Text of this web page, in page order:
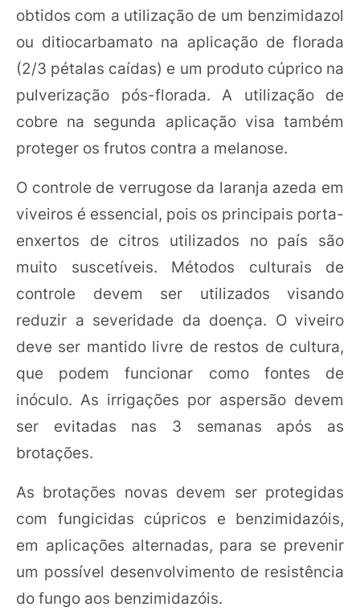
obtidos com a utilização de um benzimidazol
ou ditiocarbamato na aplicação de florada
(2/3 pétalas caídas) e um produto cúprico na
pulverização pós-florada. A utilização de
cobre na segunda aplicação visa também
proteger os frutos contra a melanose.
O controle de verrugose da laranja azeda em
viveiros é essencial, pois os principais porta-
enxertos de citros utilizados no país são
muito suscetíveis. Métodos culturais de
controle devem ser utilizados visando
reduzir a severidade da doença. O viveiro
deve ser mantido livre de restos de cultura,
que podem funcionar como fontes de
inóculo. As irrigações por aspersão devem
ser evitadas nas 3 semanas após as
brotações.
As brotações novas devem ser protegidas
com fungicidas cúpricos e benzimidazóis,
em aplicações alternadas, para se prevenir
um possível desenvolvimento de resistência
do fungo aos benzimidazóis.